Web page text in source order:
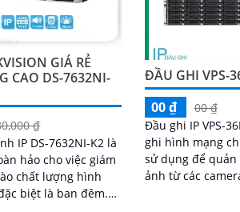
GIÁ RẺ
CAO DS-7632NI-
₫
IP DS-7632NI-K2 là
hảo cho việc giám
chất lượng hình
biệt là ban đêm.
ĐẦU GHI VPS-
00 ₫
00 ₫
Đầu ghi IP VPS-
ghi hình mạng
sử dụng để
ảnh từ các camera IP. Với